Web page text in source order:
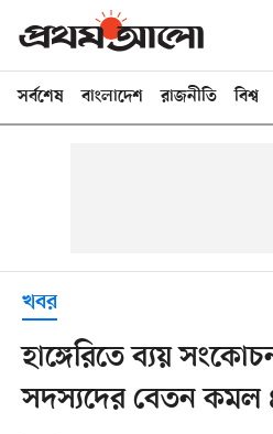
সর্বশেষ বাংলাদেশ রাজনীতি বিশ্ব
খবর
হাঙ্গেরিতে ব্যয়
সদস্যদের বেতন কমল